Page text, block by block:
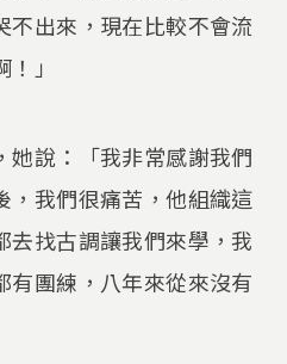
不出來，現在比較不會流
」
她說：「我非常感謝我們
，我們很痛苦，他組織這
去找古調讓我們來學，我
有團練，八年來從來沒有